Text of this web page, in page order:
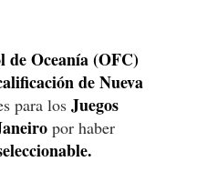
de Oceanía (OFC)
de Nueva
para los Juegos
por haber